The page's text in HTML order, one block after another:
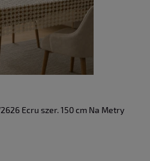
Ecru szer. 150 cm Na Metry